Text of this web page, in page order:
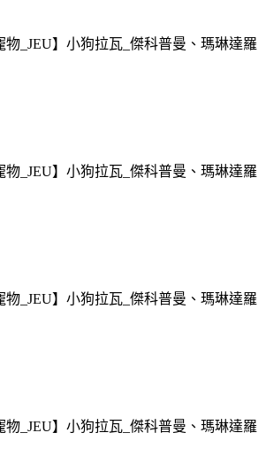
物_JEU】小狗拉瓦_傑科普曼、瑪琳達羅
物_JEU】小狗拉瓦_傑科普曼、瑪琳達羅
物_JEU】小狗拉瓦_傑科普曼、瑪琳達羅
物_JEU】小狗拉瓦_傑科普曼、瑪琳達羅